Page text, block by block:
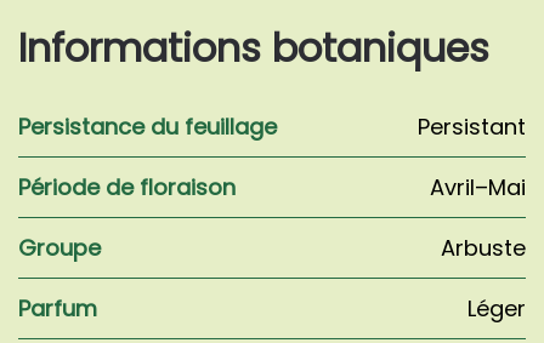
Informations botaniques
Persistance du feuillage
Persistant
Période de floraison
Avril–Mai
Groupe
Arbuste
Parfum
Léger